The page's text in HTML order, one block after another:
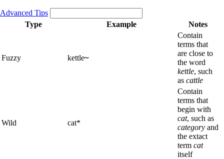
Advanced Tips
Type
Example Notes
Fuzzy kettle~
Contain
terms that
are close to
the word
kettle, such
as cattle
Wild cat*
Contain
terms that
begin with
cat, such as
category and
the extact
term cat
itself